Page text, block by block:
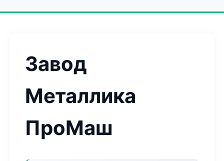
Завод
Металлика
ПроМаш